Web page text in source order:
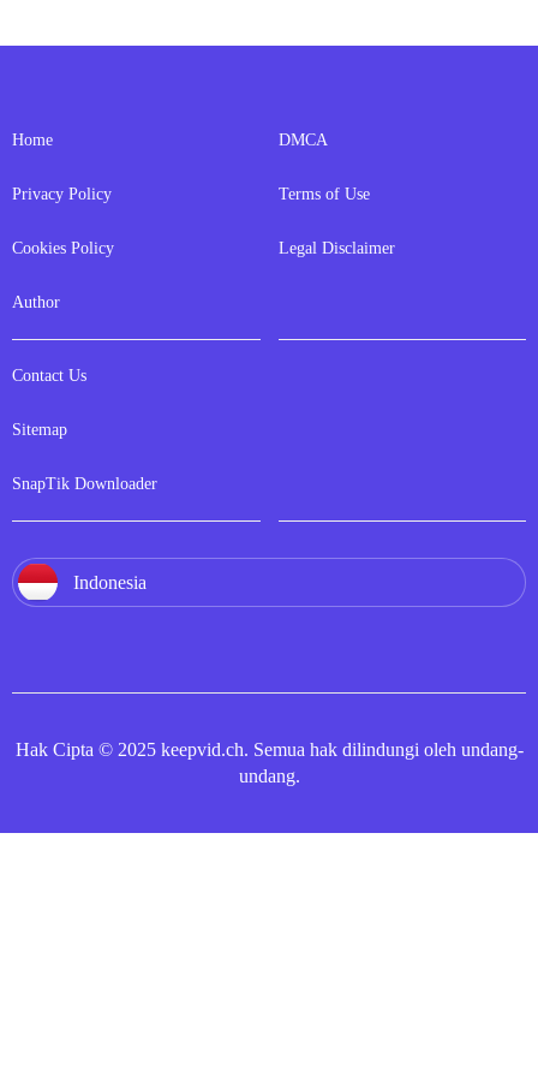
Home
Privacy Policy
Cookies Policy
Author
DMCA
Terms of Use
Legal Disclaimer
Contact Us
Sitemap
SnapTik Downloader
Indonesia
Hak Cipta © 2025 keepvid.ch. Semua hak dilindungi oleh undang-
undang.